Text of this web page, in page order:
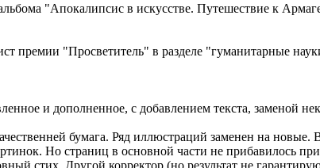
"Апокалипсис в искусстве. Путешествие к
премии "Просветитель" в разделе "гуманитарные
и дополненное, с добавлением текста, заменой
бумага. Ряд иллюстраций заменен на
Но страниц в основной части не прибавилось
стих. Другой корректор (но результат не